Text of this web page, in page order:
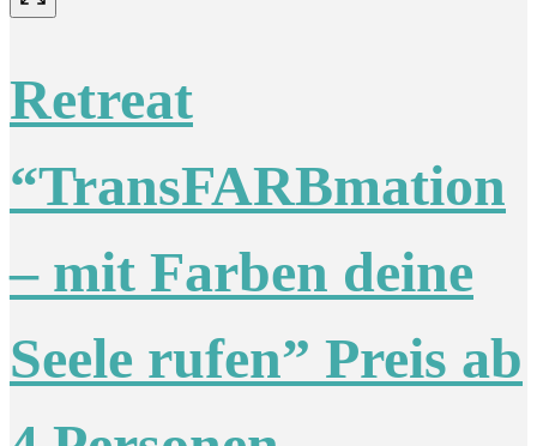
Retreat
“TransFARBmation
– mit Farben deine
Seele rufen” Preis ab